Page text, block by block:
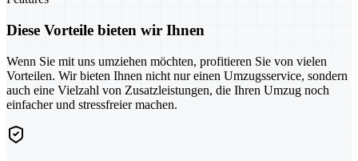
Diese Vorteile bieten wir Ihnen
Wenn Sie mit uns umziehen möchten, profitieren Sie von vielen
Vorteilen. Wir bieten Ihnen nicht nur einen Umzugsservice, sondern
auch eine Vielzahl von Zusatzleistungen, die Ihren Umzug noch
einfacher und stressfreier machen.